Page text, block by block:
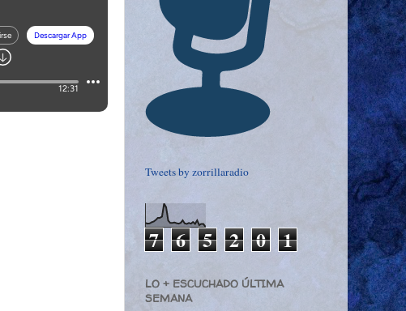
Tweets by zorrillaradio
7 6 5 2 0 1
LO + ESCUCHADO ÚLTIMA
SEMANA